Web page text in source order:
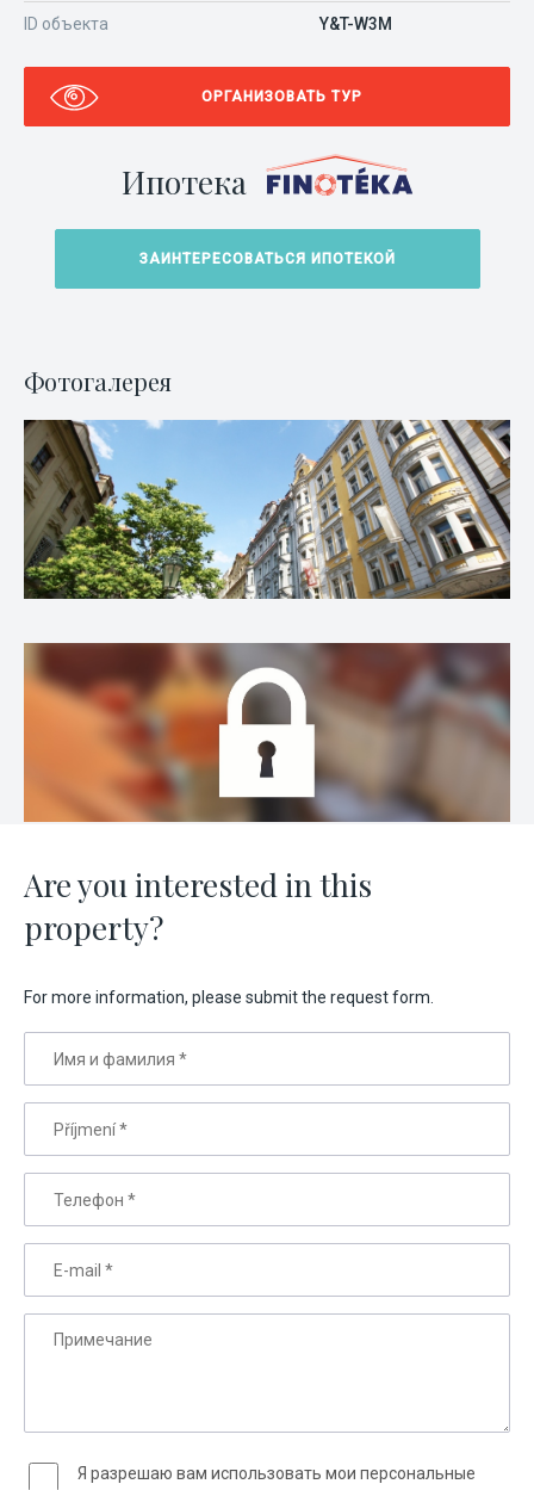
ID объекта Y&T-W3M
ОРГАНИЗОВАТЬ ТУР
Ипотека
ЗАИНТЕРЕСОВАТЬСЯ ИПОТЕКОЙ
Фотогалерея
Are you interested in this
property?
For more information, please submit the request form.
Я разрешаю вам использовать мои персональные